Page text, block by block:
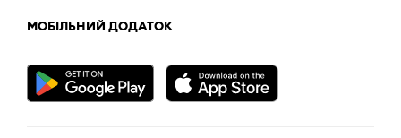
МОБІЛЬНИЙ ДОДАТОК